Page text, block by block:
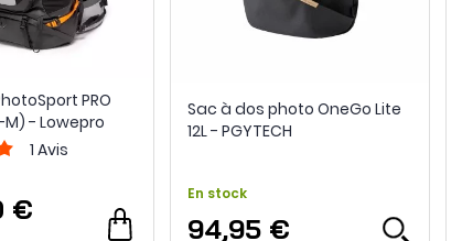
PRO
M) - Lowepro
1 Avis
€
Sac à dos photo OneGo Lite
12L - PGYTECH
En stock
94,95 €